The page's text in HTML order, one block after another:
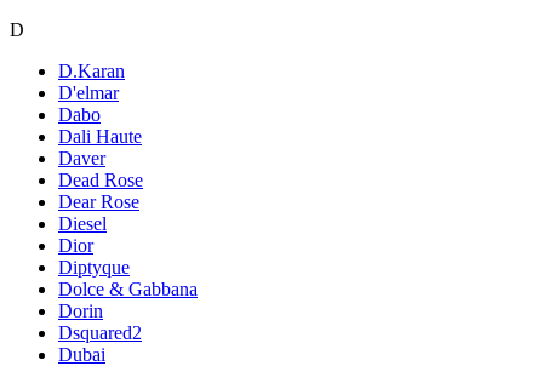
D
D.Karan
D'elmar
Dabo
Dali Haute
Daver
Dead Rose
Dear Rose
Diesel
Dior
Diptyque
Dolce & Gabbana
Dorin
Dsquared2
Dubai